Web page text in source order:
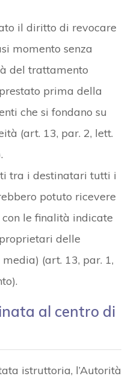
il diritto di revocare
momento senza
del trattamento
prima della
che si fondano su
(art. 13, par. 2, lett.
tra i destinatari tutti i
potuto ricevere
le finalità indicate
delle
(art. 13, par. 1,
al centro di
istruttoria, l’Autorità